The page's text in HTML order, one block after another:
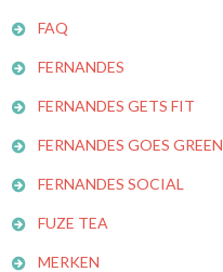
FAQ
FERNANDES
FERNANDES GETS FIT
FERNANDES GOES GREEN
FERNANDES SOCIAL
FUZE TEA
MERKEN